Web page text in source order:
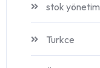
stok
Turkce